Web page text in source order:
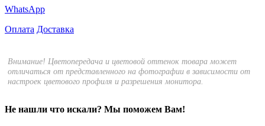
WhatsApp
Оплата Доставка
Внимание! Цветопередача и цветовой оттенок товара может
отличаться от представленного на фотографии в зависимости от
настроек цветового профиля и разрешения монитора.
Не нашли что искали? Мы поможем Вам!